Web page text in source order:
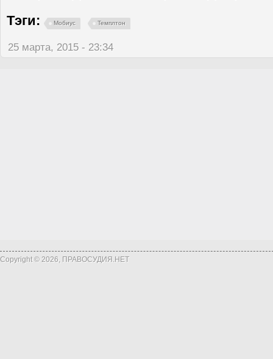
Тэги: Мобиус Темплтон
25 марта, 2015 - 23:34
Copyright © 2026, ПРАВОСУДИЯ.НЕТ